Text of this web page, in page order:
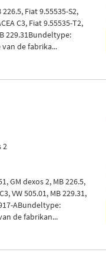
Fiat 9.55535-S2,
C3, Fiat 9.55535-T2,
229.31Bundeltype:
de fabrika...
2
GM dexos 2, MB 226.5,
VW 505.01, MB 229.31,
ABundeltype:
de fabrikan...